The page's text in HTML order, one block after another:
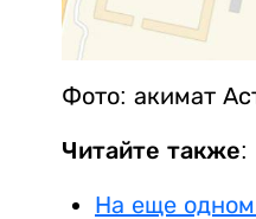
Фото: акимат
Читайте также:
На еще